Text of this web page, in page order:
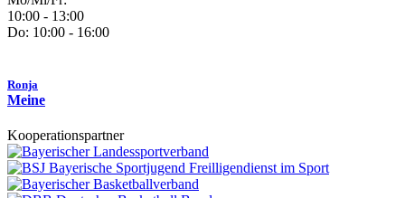
10:00 - 13:00
Do: 10:00 - 16:00
Ronja
Meine
Kooperationspartner